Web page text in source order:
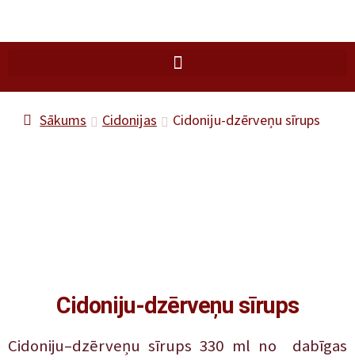
Sākums Cidonijas Cidoniju-dzērveņu sīrups
Cidoniju-dzērveņu sīrups
Cidoniju–dzērveņu sīrups 330 ml no dabīgas